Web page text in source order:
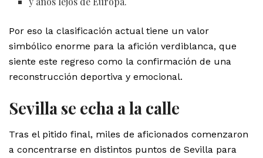
Por eso la clasificación actual tiene un valor
simbólico enorme para la afición verdiblanca, que
siente este regreso como la confirmación de una
reconstrucción deportiva y emocional.
Sevilla se echa a la calle
Tras el pitido final, miles de aficionados comenzaron
a concentrarse en distintos puntos de Sevilla para